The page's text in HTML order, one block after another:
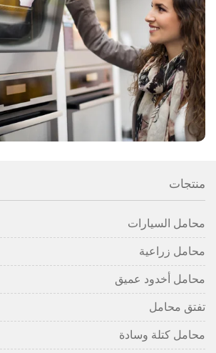
منتجات
محامل السيارات
محامل زراعية
محامل أخدود عميق
تفتق محامل
محامل كتلة وسادة